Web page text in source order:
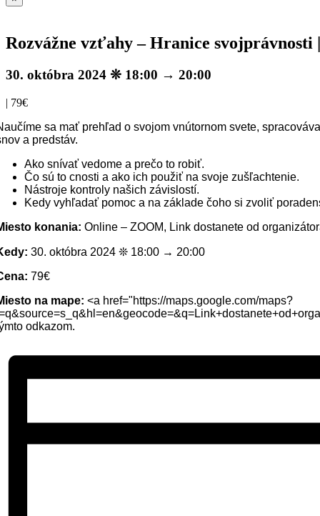
Rozvážne vzťahy – Hranice svojprávnosti
30. októbra 2024 ❊ 18:00 → 20:00
| 79€
sa mať prehľad o svojom vnútornom svete,
a predstáv.
Ako snívať vedome a prečo to robiť.
Čo sú to cnosti a ako ich použiť na svoje zušľachtenie.
Nástroje kontroly našich závislostí.
Kedy vyhľadať pomoc a na základe čoho si zvoliť
konania:Online – ZOOM, Link dostanete od
30. októbra 2024 ❊ 18:00 → 20:00
79€
na mape:<a href="https://maps.google.com/maps?
odkazom.